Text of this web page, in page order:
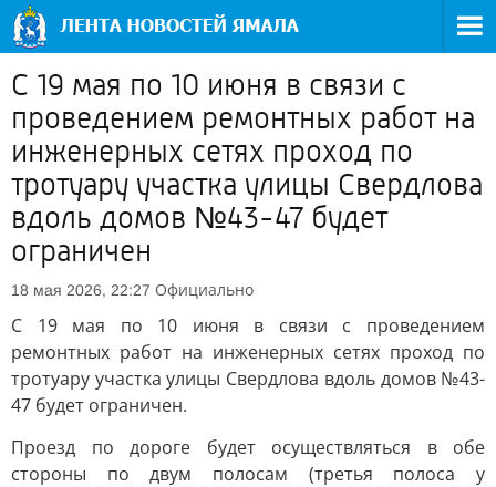
С 19 мая по 10 июня в связи с
проведением ремонтных работ на
инженерных сетях проход по
тротуару участка улицы Свердлова
вдоль домов №43-47 будет
ограничен
18 мая 2026, 22:27 Официально
С 19 мая по 10 июня в связи с проведением
ремонтных работ на инженерных сетях проход по
тротуару участка улицы Свердлова вдоль домов №43-
47 будет ограничен.
Проезд по дороге будет осуществляться в обе
стороны по двум полосам (третья полоса у